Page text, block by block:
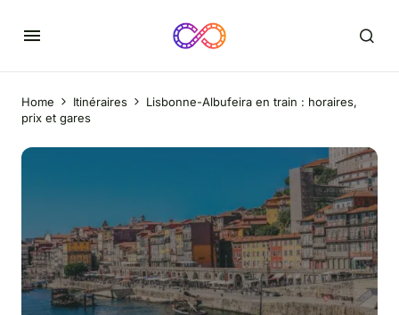
Home Itinéraires
Lisbonne-Albufeira en train : horaires,
prix et gares